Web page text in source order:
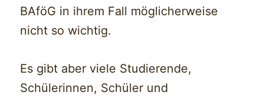
BAföG in ihrem Fall möglicherweise
nicht so wichtig.
Es gibt aber viele Studierende,
Schülerinnen, Schüler und